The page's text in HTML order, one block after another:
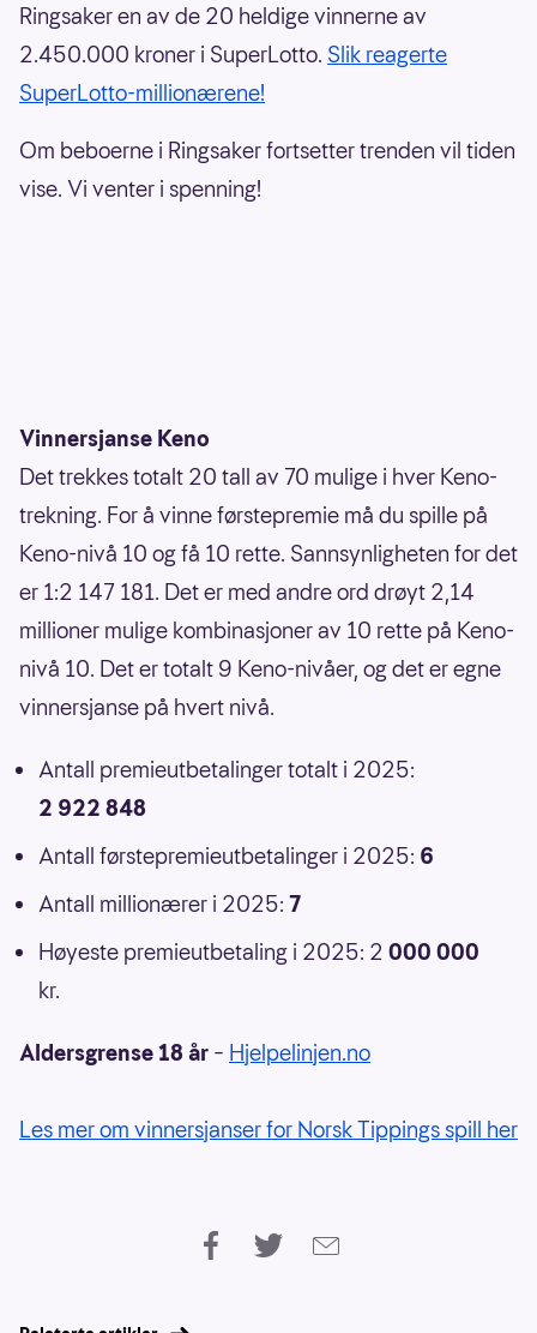
Ringsaker en av de 20 heldige vinnerne av
2.450.000 kroner i SuperLotto. Slik reagerte
SuperLotto-millionærene!
Om beboerne i Ringsaker fortsetter trenden vil tiden
vise. Vi venter i spenning!
Vinnersjanse Keno
Det trekkes totalt 20 tall av 70 mulige i hver Keno-
trekning. For å vinne førstepremie må du spille på
Keno-nivå 10 og få 10 rette. Sannsynligheten for det
er 1:2 147 181. Det er med andre ord drøyt 2,14
millioner mulige kombinasjoner av 10 rette på Keno-
nivå 10. Det er totalt 9 Keno-nivåer, og det er egne
vinnersjanse på hvert nivå.
Antall premieutbetalinger totalt i 2025:
2 922 848
Antall førstepremieutbetalinger i 2025: 6
Antall millionærer i 2025: 7
Høyeste premieutbetaling i 2025: 2 000 000
kr.
Aldersgrense 18 år – Hjelpelinjen.no
Les mer om vinnersjanser for Norsk Tippings spill her